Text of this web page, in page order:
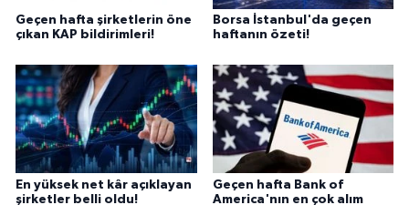
Geçen hafta şirketlerin öne
çıkan KAP bildirimleri!
Borsa İstanbul'da geçen
haftanın özeti!
En yüksek net kâr açıklayan
şirketler belli oldu!
Geçen hafta Bank of
America'nın en çok alım